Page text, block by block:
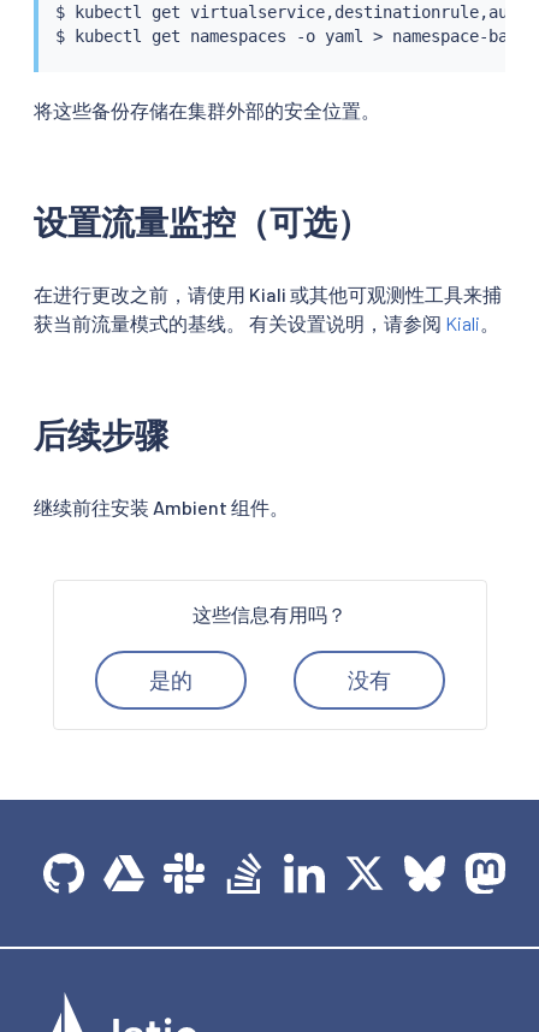
$ kubectl
get
$
kubectl get namespaces -o yaml >
将这些备份存储在集群外部的安全位置。
设置流量监控（可选）
在进行更改之前，请使用 Kiali 或其他可观测性工具来捕
获当前流量模式的基线。 有关设置说明，请参阅 Kiali。
后续步骤
继续前往安装 Ambient 组件。
这些信息有用吗？
是的 没有